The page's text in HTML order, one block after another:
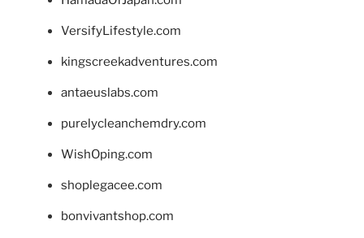
VersifyLifestyle.com
kingscreekadventures.com
antaeuslabs.com
purelycleanchemdry.com
WishOping.com
shoplegacee.com
bonvivantshop.com